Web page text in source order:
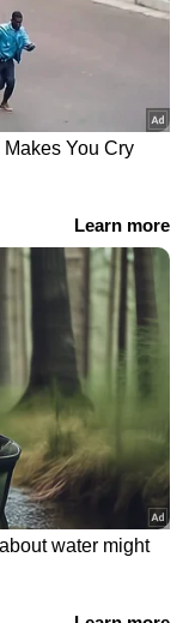
Kerala
News
—
സമയത്തും,